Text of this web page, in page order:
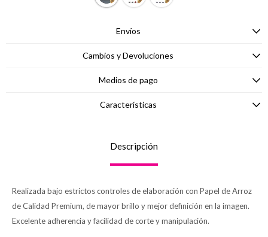
Envíos
Cambios y Devoluciones
Medios de pago
Características
Descripción
Realizada bajo estrictos controles de elaboración con Papel de Arroz
de Calidad Premium, de mayor brillo y mejor definición en la imagen.
Excelente adherencia y facilidad de corte y manipulación.